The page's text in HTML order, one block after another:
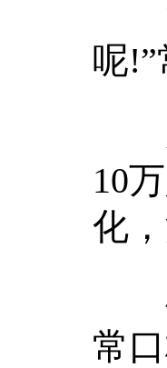
“
呢
从
10
化
早
常